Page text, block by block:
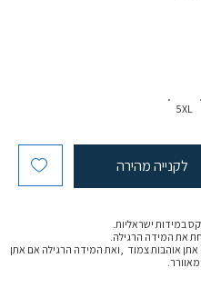
5XL
לקנייה מהירה
במידות ישראליות.
את המידה הרגילה.
אתן אוהבות צמוד ,ואת המידה הרגילה אם אתן